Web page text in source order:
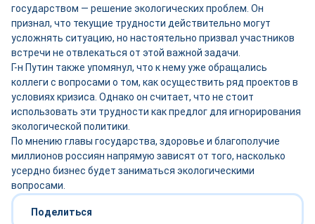
государством — решение экологических проблем. Он
признал, что текущие трудности действительно могут
усложнять ситуацию, но настоятельно призвал участников
встречи не отвлекаться от этой важной задачи.
Г-н Путин также упомянул, что к нему уже обращались
коллеги с вопросами о том, как осуществить ряд проектов в
условиях кризиса. Однако он считает, что не стоит
использовать эти трудности как предлог для игнорирования
экологической политики.
По мнению главы государства, здоровье и благополучие
миллионов россиян напрямую зависят от того, насколько
усердно бизнес будет заниматься экологическими
вопросами.
Поделиться